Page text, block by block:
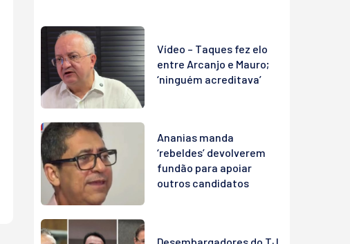
Vídeo – Taques fez elo
entre Arcanjo e Mauro;
‘ninguém acreditava’
Ananias manda
‘rebeldes’ devolverem
fundão para apoiar
outros candidatos